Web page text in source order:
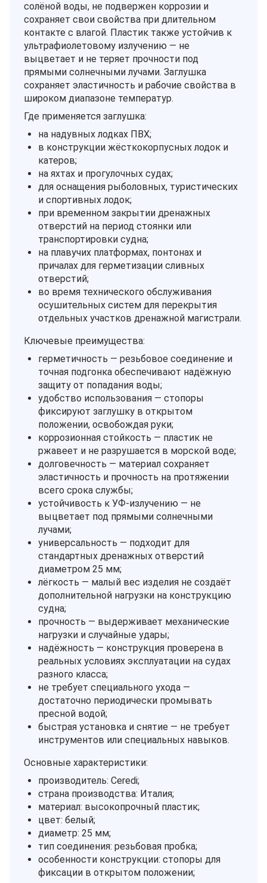
солёной воды, не подвержен коррозии и
сохраняет свои свойства при длительном
контакте с влагой. Пластик также устойчив к
ультрафиолетовому излучению — не
выцветает и не теряет прочности под
прямыми солнечными лучами. Заглушка
сохраняет эластичность и рабочие свойства в
широком диапазоне температур.
Где применяется заглушка:
на надувных лодках ПВХ;
в конструкции жёсткокорпусных лодок и
катеров;
на яхтах и прогулочных судах;
для оснащения рыболовных, туристических
и спортивных лодок;
при временном закрытии дренажных
отверстий на период стоянки или
транспортировки судна;
на плавучих платформах, понтонах и
причалах для герметизации сливных
отверстий;
во время технического обслуживания
осушительных систем для перекрытия
отдельных участков дренажной магистрали.
Ключевые преимущества:
герметичность — резьбовое соединение и
точная подгонка обеспечивают надёжную
защиту от попадания воды;
удобство использования — стопоры
фиксируют заглушку в открытом
положении, освобождая руки;
коррозионная стойкость — пластик не
ржавеет и не разрушается в морской воде;
долговечность — материал сохраняет
эластичность и прочность на протяжении
всего срока службы;
устойчивость к УФ‑излучению — не
выцветает под прямыми солнечными
лучами;
универсальность — подходит для
стандартных дренажных отверстий
диаметром 25 мм;
лёгкость — малый вес изделия не создаёт
дополнительной нагрузки на конструкцию
судна;
прочность — выдерживает механические
нагрузки и случайные удары;
надёжность — конструкция проверена в
реальных условиях эксплуатации на судах
разного класса;
не требует специального ухода —
достаточно периодически промывать
пресной водой;
быстрая установка и снятие — не требует
инструментов или специальных навыков.
Основные характеристики:
производитель: Ceredi;
страна производства: Италия;
материал: высокопрочный пластик;
цвет: белый;
диаметр: 25 мм;
тип соединения: резьбовая пробка;
особенности конструкции: стопоры для
фиксации в открытом положении;